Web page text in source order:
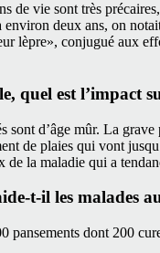
vie sont très
deux ans, on
lèpre», conjugué aux
quel est l’impact
d’âge mûr. La
de plaies qui vont
la maladie qui a
t-il les malades
dont 200